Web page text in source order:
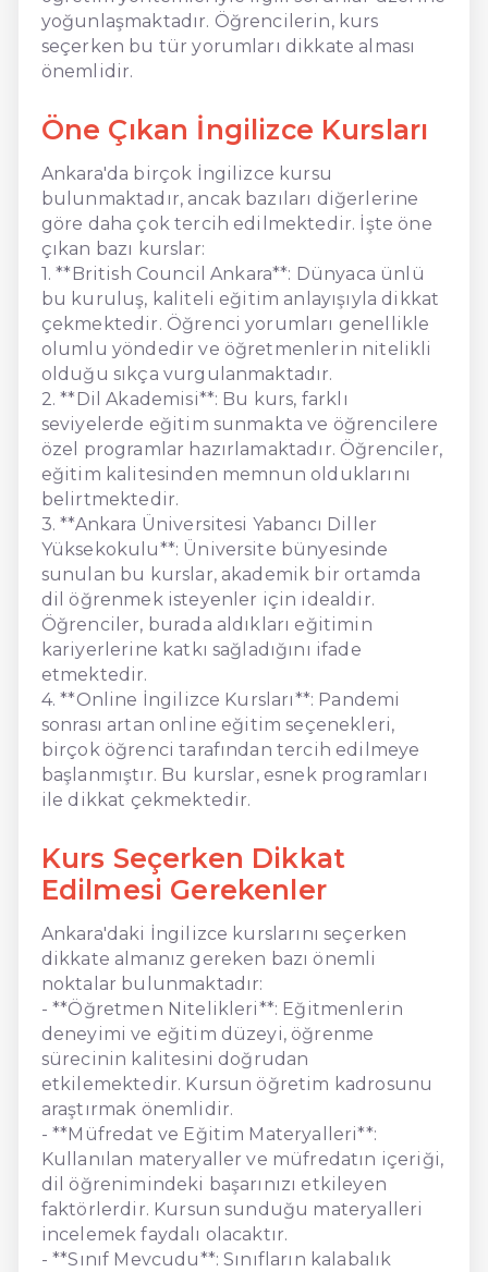
yoğunlaşmaktadır. Öğrencilerin, kurs
seçerken bu tür yorumları dikkate alması
önemlidir.
Öne Çıkan İngilizce Kursları
Ankara'da birçok İngilizce kursu
bulunmaktadır, ancak bazıları diğerlerine
göre daha çok tercih edilmektedir. İşte öne
çıkan bazı kurslar:
1. **British Council Ankara**: Dünyaca ünlü
bu kuruluş, kaliteli eğitim anlayışıyla dikkat
çekmektedir. Öğrenci yorumları genellikle
olumlu yöndedir ve öğretmenlerin nitelikli
olduğu sıkça vurgulanmaktadır.
2. **Dil Akademisi**: Bu kurs, farklı
seviyelerde eğitim sunmakta ve öğrencilere
özel programlar hazırlamaktadır. Öğrenciler,
eğitim kalitesinden memnun olduklarını
belirtmektedir.
3. **Ankara Üniversitesi Yabancı Diller
Yüksekokulu**: Üniversite bünyesinde
sunulan bu kurslar, akademik bir ortamda
dil öğrenmek isteyenler için idealdir.
Öğrenciler, burada aldıkları eğitimin
kariyerlerine katkı sağladığını ifade
etmektedir.
4. **Online İngilizce Kursları**: Pandemi
sonrası artan online eğitim seçenekleri,
birçok öğrenci tarafından tercih edilmeye
başlanmıştır. Bu kurslar, esnek programları
ile dikkat çekmektedir.
Kurs Seçerken Dikkat
Edilmesi Gerekenler
Ankara'daki İngilizce kurslarını seçerken
dikkate almanız gereken bazı önemli
noktalar bulunmaktadır:
- **Öğretmen Nitelikleri**: Eğitmenlerin
deneyimi ve eğitim düzeyi, öğrenme
sürecinin kalitesini doğrudan
etkilemektedir. Kursun öğretim kadrosunu
araştırmak önemlidir.
- **Müfredat ve Eğitim Materyalleri**:
Kullanılan materyaller ve müfredatın içeriği,
dil öğrenimindeki başarınızı etkileyen
faktörlerdir. Kursun sunduğu materyalleri
incelemek faydalı olacaktır.
- **Sınıf Mevcudu**: Sınıfların kalabalık